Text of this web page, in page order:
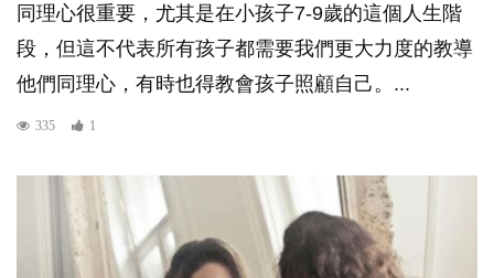
同理心很重要，尤其是在小孩子7-9歲的這個人生階
段，但這不代表所有孩子都需要我們更大力度的教導
他們同理心，有時也得教會孩子照顧自己。...
335 1